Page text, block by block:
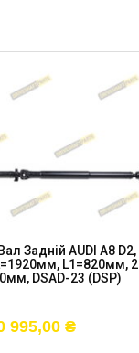
Задній AUDI A8 D2,
L1=820мм, 2
DSAD-23 (DSP)
995,00 ₴